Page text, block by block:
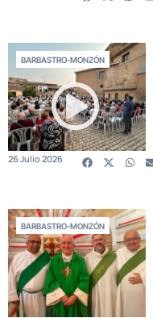
BARBASTRO-MONZÓN
26 Julio 2026
BARBASTRO-MONZÓN